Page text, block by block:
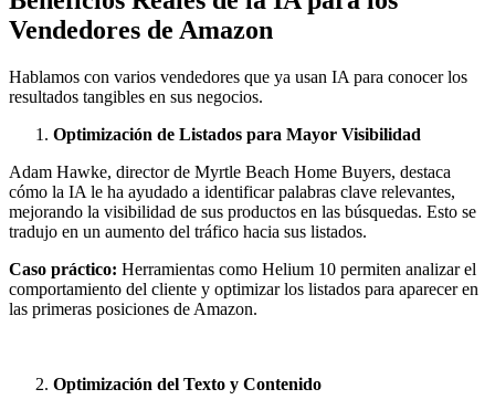
Vendedores de Amazon
Hablamos con varios vendedores que ya usan IA para conocer los
resultados tangibles en sus negocios.
Optimización de Listados para Mayor Visibilidad
Adam Hawke, director de Myrtle Beach Home Buyers, destaca
cómo la IA le ha ayudado a identificar palabras clave relevantes,
mejorando la visibilidad de sus productos en las búsquedas. Esto se
tradujo en un aumento del tráfico hacia sus listados.
Caso práctico: Herramientas como Helium 10 permiten analizar el
comportamiento del cliente y optimizar los listados para aparecer en
las primeras posiciones de Amazon.
Optimización del Texto y Contenido